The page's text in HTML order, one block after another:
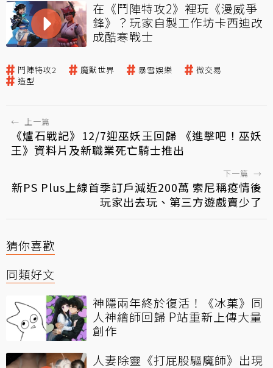
在《鬥陣特攻2》裡玩《漫威爭
鋒》？玩家自製工作坊卡西迪改
成酷寒戰士
鬥陣特攻2 魔獸世界 暴雪娛樂
微交易
造型
← 上一篇
《爐石戰記》12/7迎巫妖王回歸 《進擊吧！巫妖
王》資料片及新職業死亡騎士推出
下一篇 →
新PS Plus上線首季訂戶減近200萬 索尼稱疫情後
玩家出去玩、第三方遊戲賣少了
猜你喜歡
同類好文
神隱兩年終於復活！《冰菓》同
人神繪師回歸 P站重新上傳大量
創作
人妻除靈《打屁股驅魔師》出現